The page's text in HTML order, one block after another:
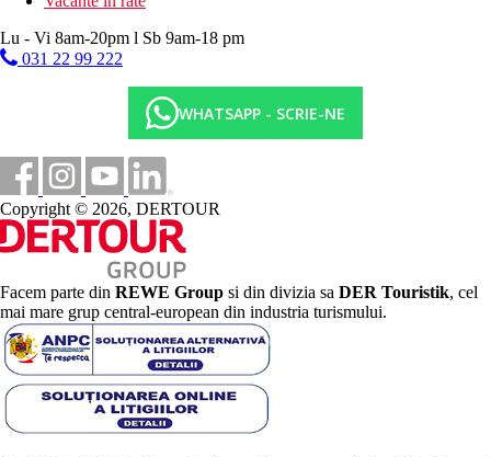
Lu - Vi 8am-20pm l Sb 9am-18 pm
031 22 99 222
WHATSAPP - SCRIE-NE
Copyright © 2026, DERTOUR
Facem parte din REWE Group si din divizia sa DER Touristik, cel
mai mare grup central-european din industria turismului.